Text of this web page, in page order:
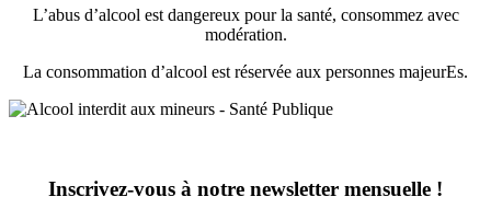
L’abus d’alcool est dangereux pour la santé, consommez avec
modération.
La consommation d’alcool est réservée aux personnes majeurEs.
Inscrivez-vous à notre newsletter mensuelle !